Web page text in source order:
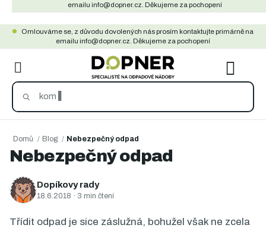
obsah
emailu info@dopner.cz. Děkujeme za pochopení
Omlouváme se, z důvodu dovolených nás prosím kontaktujte primárně na
emailu info@dopner.cz. Děkujeme za pochopení
KOŠÍK
Domů / Blog / Nebezpečný odpad
Nebezpečný odpad
Dopíkovy rady
18.6.2018 · 3 min čtení
Třídit odpad je sice záslužná, bohužel však ne zcela